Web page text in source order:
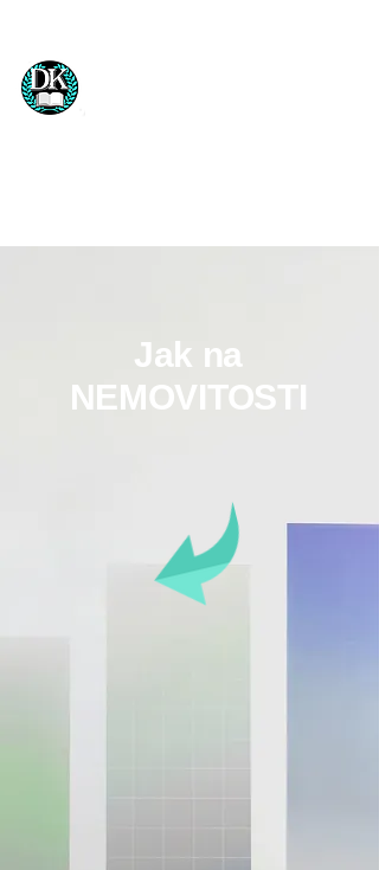
Jak na
NEMOVITOSTI